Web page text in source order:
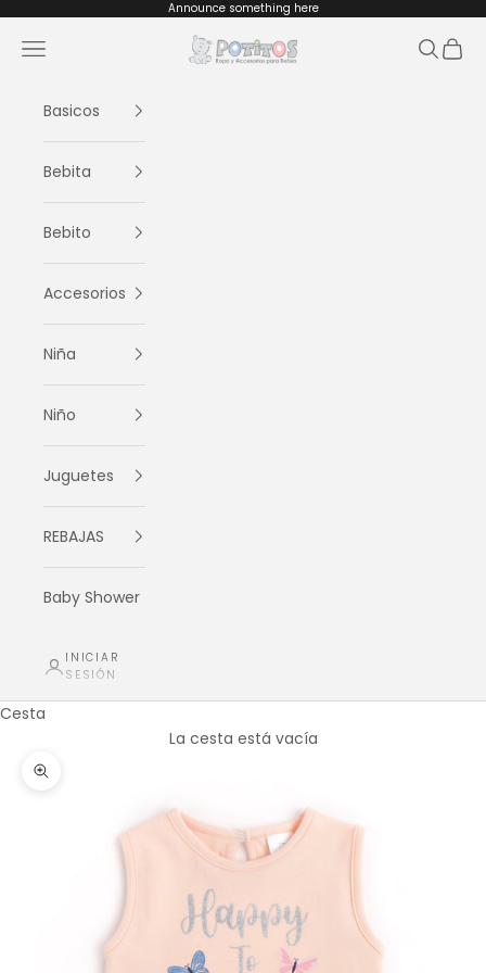
Announce something here
Potitos
Menú Buscar
Cesta
Basicos
Bebita
Bebito
Accesorios
Niña
Niño
Juguetes
REBAJAS
Baby Shower
INICIAR
SESIÓN
Cesta
La cesta está vacía
Zoom